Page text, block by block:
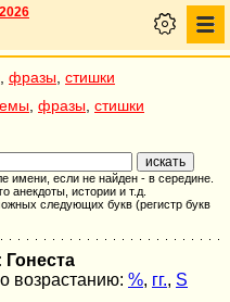
фразы стишки
фразы стишки
имени, если не найден - в середине.
анекдоты, истории и т.д.
следующих букв (регистр букв
Гонеста
возрастанию: %, гг., S